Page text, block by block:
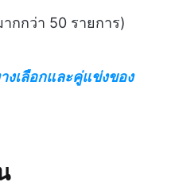
กกว่า 50 รายการ)
งเลือกและคู่แข่งของ